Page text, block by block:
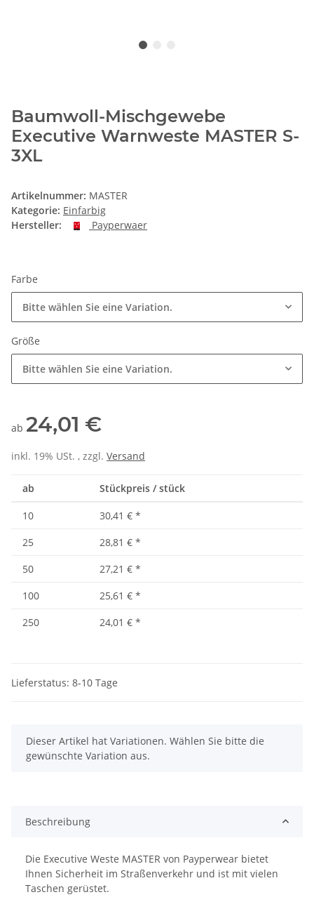
Baumwoll-Mischgewebe
Executive Warnweste MASTER S-
3XL
Artikelnummer: MASTER
Kategorie: Einfarbig
Hersteller:
Payperwaer
Farbe
Bitte wählen Sie eine Variation.
Größe
Bitte wählen Sie eine Variation.
ab 24,01 €
inkl. 19% USt. , zzgl. Versand
ab Stückpreis / stück
10 30,41 € *
25
28,81 € *
50
27,21 € *
100
25,61 € *
250
24,01 € *
Lieferstatus: 8-10 Tage
x
Dieser Artikel hat Variationen. Wählen Sie bitte die
gewünschte Variation aus.
Beschreibung
Die Executive Weste MASTER von Payperwear bietet
Ihnen Sicherheit im Straßenverkehr und ist mit vielen
Taschen gerüstet.